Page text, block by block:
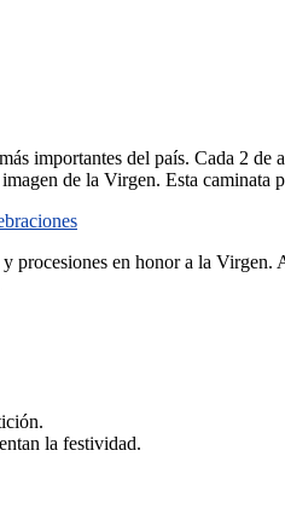
importantes del país. Cada 2
de la Virgen. Esta
en honor a la Virgen.
la festividad.